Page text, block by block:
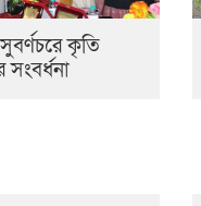
কৃতি
সংবর্ধনা